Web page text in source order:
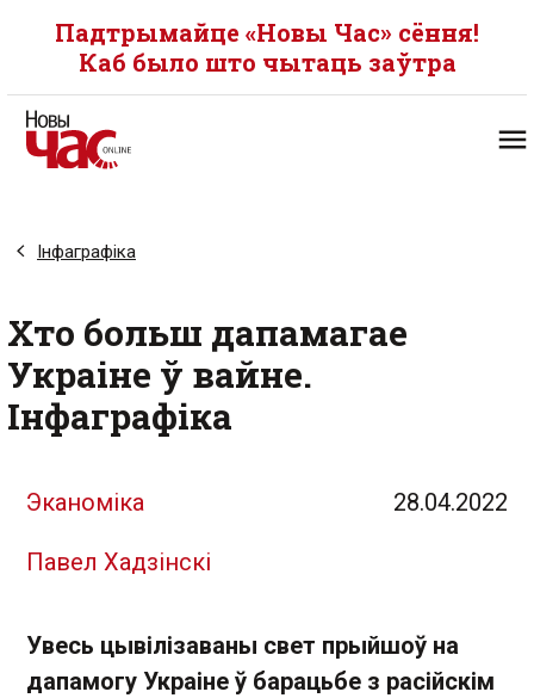
Падтрымайце «Новы Час» сёння!
Каб было што чытаць заўтра
Інфаграфіка
Хто больш дапамагае
Украіне ў вайне.
Інфаграфіка
Эканоміка 28.04.2022
Павел Хадзінскі
Увесь цывілізаваны свет прыйшоў на
дапамогу Украіне ў барацьбе з расійскім